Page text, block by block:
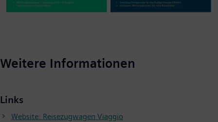
Weitere Informationen
Links
Website: Reisezugwagen Viaggio